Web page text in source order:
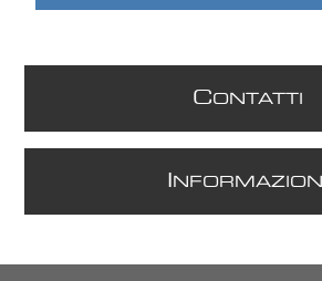
CONTATTI
NFORMAZIONI